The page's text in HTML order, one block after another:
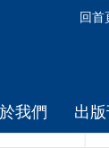
回首
我們 出